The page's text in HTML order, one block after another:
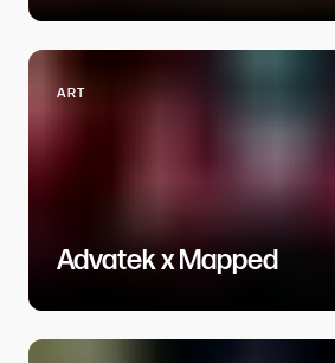
ART​​​​‌ ‍ ​‍​‍‌‍ ‌ ​‍‌‍‍‌‌‍‌ ‌‍‍‌‌‍ ‍​‍​‍​ ‍‍​‍​‍‌ ​ ‌‍​‌‌‍ ‍‌‍‍‌‌ ‌​‌ ‍‌​‍ ‍‌‍‍‌‌‍ ​‍​‍​‍ ​​‍​‍‌‍‍​‌ ​‍‌‍‌‌‌‍‌‍​‍​‍​ ‍‍​‍​‍​‍ ‌ ​ ‌ ‌​‌ ‌‌‌‍‌​‌‍‍‌‌‍ ​‍ ‌‍‍‌‌‍ ‍‌ ‌​‌‍‌‌‌‍ ‍‌ ‌​​‍ ‌‍‌‌‌‍‌​‌‍‍‌‌ ‌​​‍ ‌‍ ‌‌‍ ‌‍‌​‌‍‌‌​ ‌‌ ​​‌ ​‍‌‍‌‌‌ ​ ‌‍‌‌‌‍ ‍‌ ‌​‌‍​‌‌ ‌​‌‍‍‌‌‍ ‌‍ ‍​ ‍ ‌‍‍‌‌‍‌​​ ‌​ ‌‍​ ‌ ​ ‍‌​ ​​​ ‌‌​ ​ ​ ‌​‌‍‌​​‍ ‌‌‍​‍​ ‌‍​ ‌‍‌‍‌​​‍ ‌​ ‌​​ ‍‌​ ​​​ ‌‌​‍ ‌​ ‍​​ ‌ ​ ​​​ ‌‍​‍ ‌‌‍‌‍​ ‍​​ ‌‍‌‍‌‌‌‍‌‌​ ​‌​ ‍‌​ ​ ​ ‌‌‌‍‌​​ ‌​​ ‌ ​ ‍ ‌ ‌​‌ ‍‌‌ ​​‌‍‌‌​ ‌‌‍‍‌‌‍ ‍‌‍‌​‌ ‌‌‌ ​ ‌ ‌​‌ ​‍‌ ‍‌​ ‍ ‌ ​​‌‍​‌‌ ‌​‌‍‍​​ ‌‌ ‌​‌‍‍‌‌ ‌​‌‍ ​‌‍‌‌​ ‌‍​‍‌‍​‌‌ ​ ‌‍‌‌‌‌‌‌‌ ​‍‌‍ ​​ ‌​‍‌‌​ ​‍‌​‌‍‌ ​ ‌ ‌​‌ ‌‌‌‍‌​‌‍‍‌‌‍ ​‍‌‍‌‍‍‌‌‍‌​​ ‌​ ‌‍​ ‌ ​ ‍‌​ ​​​ ‌‌​ ​ ​ ‌​‌‍‌​​‍ ‌‌‍​‍​ ‌‍​ ‌‍‌‍‌​​‍ ‌​ ‌​​ ‍‌​ ​​​ ‌‌​‍ ‌​ ‍​​ ‌ ​ ​​​ ‌‍​‍ ‌‌‍‌‍​ ‍​​ ‌‍‌‍‌‌‌‍‌‌​ ​‌​ ‍‌​ ​ ​ ‌‌‌‍‌​​ ‌​​ ‌ ​‍‌‍‌ ‌​‌ ‍‌‌ ​​‌‍‌‌​ ‌‌‍‍‌‌‍ ‍‌‍‌​‌ ‌‌‌ ​ ‌ ‌​‌ ​‍‌ ‍‌​‍‌‍‌ ​​‌‍​‌‌ ‌​‌‍‍​​ ‌‌ ‌​‌‍‍‌‌ ‌​‌‍ ​‌‍‌‌​‍‌‍‌ ​​‌‍‌‌‌ ​‍‌ ​ ‌ ​​‌‍‌‌‌‍​ ‌ ‌​‌‍‍‌‌ ‌‍‌‍‌‌​ ‌‌ ​​‌ ‌‌‌‍​‍‌‍ ​‌‍‍‌‌ ​ ‌‍‍​‌‍‌‌‌‍‌​​‍​‍‌ ‌
Advatek x Mapped​​​​‌ ‍ ​‍​‍‌‍ ‌ ​‍‌‍‍‌‌‍‌ ‌‍‍‌‌‍ ‍​‍​‍​ ‍‍​‍​‍‌ ​ ‌‍​‌‌‍ ‍‌‍‍‌‌ ‌​‌ ‍‌​‍ ‍‌‍‍‌‌‍ ​‍​‍​‍ ​​‍​‍‌‍‍​‌ ​‍‌‍‌‌‌‍‌‍​‍​‍​ ‍‍​‍​‍​‍ ‌ ​ ‌ ‌​‌ ‌‌‌‍‌​‌‍‍‌‌‍ ​‍ ‌‍‍‌‌‍ ‍‌ ‌​‌‍‌‌‌‍ ‍‌ ‌​​‍ ‌‍‌‌‌‍‌​‌‍‍‌‌ ‌​​‍ ‌‍ ‌‌‍ ‌‍‌​‌‍‌‌​ ‌‌ ​​‌ ​‍‌‍‌‌‌ ​ ‌‍‌‌‌‍ ‍‌ ‌​‌‍​‌‌ ‌​‌‍‍‌‌‍ ‌‍ ‍​ ‍ ‌‍‍‌‌‍‌​​ ‌​ ‌‌​ ‌​​ ‍​‌‍​ ​ ​​‌‍‌‌​ ‌​‌‍​‍​‍ ‌​ ‌‌​ ‌​​ ​​​ ​ ​‍ ‌​ ‌​‌‍‌‍​ ‌‍‌‍​ ​‍ ‌​ ‍‌​ ‌‌​ ​​‌‍‌​​‍ ‌‌‍‌‍​ ‍‌‌‍​‍​ ​‌​ ‍‌​ ‌‌​ ‍​‌‍​‍​ ‌‍‌‍‌‌‌‍​ ​ ‍​​ ‍ ‌ ‌​‌ ‍‌‌ ​​‌‍‌‌​ ‌‌‍​ ‌‍​‌‌ ​ ‌‍‌‌‌‌​ ‌ ‌​‌ ‌‌‌‍‌​‌ ‍‌​ ‍ ‌ ​​‌‍​‌‌ ‌​‌‍‍​​ ‌‌ ‌​‌‍‍‌‌ ‌​‌‍ ​‌‍‌‌​ ‌‍​‍‌‍​‌‌ ​ ‌‍‌‌‌‌‌‌‌ ​‍‌‍ ​​ ‌​‍‌‌​ ​‍‌​‌‍‌ ​ ‌ ‌​‌ ‌‌‌‍‌​‌‍‍‌‌‍ ​‍‌‍‌‍‍‌‌‍‌​​ ‌​ ‌‌​ ‌​​ ‍​‌‍​ ​ ​​‌‍‌‌​ ‌​‌‍​‍​‍ ‌​ ‌‌​ ‌​​ ​​​ ​ ​‍ ‌​ ‌​‌‍‌‍​ ‌‍‌‍​ ​‍ ‌​ ‍‌​ ‌‌​ ​​‌‍‌​​‍ ‌‌‍‌‍​ ‍‌‌‍​‍​ ​‌​ ‍‌​ ‌‌​ ‍​‌‍​‍​ ‌‍‌‍‌‌‌‍​ ​ ‍​​‍‌‍‌ ‌​‌ ‍‌‌ ​​‌‍‌‌​ ‌‌‍​ ‌‍​‌‌ ​ ‌‍‌‌‌‌​ ‌ ‌​‌ ‌‌‌‍‌​‌ ‍‌​‍‌‍‌ ​​‌‍​‌‌ ‌​‌‍‍​​ ‌‌ ‌​‌‍‍‌‌ ‌​‌‍ ​‌‍‌‌​‍‌‍‌ ​​‌‍‌‌‌ ​‍‌ ​ ‌ ​​‌‍‌‌‌‍​ ‌ ‌​‌‍‍‌‌ ‌‍‌‍‌‌​ ‌‌ ​​‌ ‌‌‌‍​‍‌‍ ​‌‍‍‌‌ ​ ‌‍‍​‌‍‌‌‌‍‌​​‍​‍‌ ‌